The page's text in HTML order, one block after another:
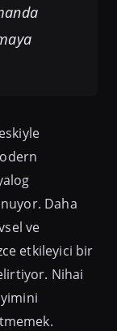
Daha
ve
etkileyici bir
Nihai